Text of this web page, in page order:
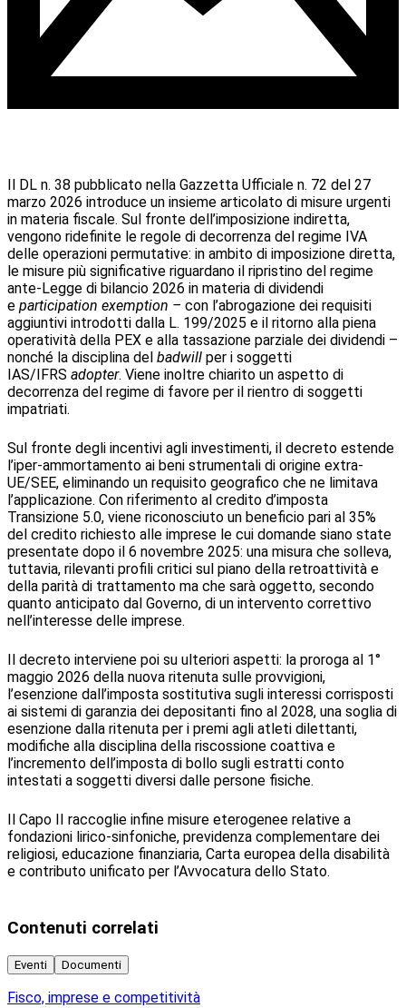
Il DL n. 38 pubblicato nella Gazzetta Ufficiale n. 72 del 27
marzo 2026 introduce un insieme articolato di misure urgenti
in materia fiscale. Sul fronte dell’imposizione indiretta,
vengono ridefinite le regole di decorrenza del regime IVA
delle operazioni permutative: in ambito di imposizione diretta,
le misure più significative riguardano il ripristino del regime
ante-Legge di bilancio 2026 in materia di dividendi
e participation exemption – con l’abrogazione dei requisiti
aggiuntivi introdotti dalla L. 199/2025 e il ritorno alla piena
operatività della PEX e alla tassazione parziale dei dividendi –
nonché la disciplina del badwill per i soggetti
IAS/IFRS adopter. Viene inoltre chiarito un aspetto di
decorrenza del regime di favore per il rientro di soggetti
impatriati.
Sul fronte degli incentivi agli investimenti, il decreto estende
l’iper-ammortamento ai beni strumentali di origine extra-
UE/SEE, eliminando un requisito geografico che ne limitava
l’applicazione. Con riferimento al credito d’imposta
Transizione 5.0, viene riconosciuto un beneficio pari al 35%
del credito richiesto alle imprese le cui domande siano state
presentate dopo il 6 novembre 2025: una misura che solleva,
tuttavia, rilevanti profili critici sul piano della retroattività e
della parità di trattamento ma che sarà oggetto, secondo
quanto anticipato dal Governo, di un intervento correttivo
nell’interesse delle imprese.
Il decreto interviene poi su ulteriori aspetti: la proroga al 1°
maggio 2026 della nuova ritenuta sulle provvigioni,
l’esenzione dall’imposta sostitutiva sugli interessi corrisposti
ai sistemi di garanzia dei depositanti fino al 2028, una soglia di
esenzione dalla ritenuta per i premi agli atleti dilettanti,
modifiche alla disciplina della riscossione coattiva e
l’incremento dell’imposta di bollo sugli estratti conto
intestati a soggetti diversi dalle persone fisiche.
Il Capo II raccoglie infine misure eterogenee relative a
fondazioni lirico-sinfoniche, previdenza complementare dei
religiosi, educazione finanziaria, Carta europea della disabilità
e contributo unificato per l’Avvocatura dello Stato.
Contenuti correlati
Eventi Documenti
Fisco, imprese e competitività